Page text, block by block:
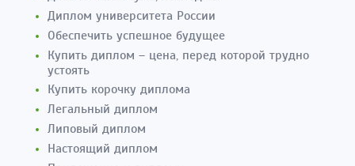
Диплом университета России
Обеспечить успешное будущее
Купить диплом – цена, перед которой трудно
устоять
Купить корочку диплома
Легальный диплом
Липовый диплом
Настоящий диплом